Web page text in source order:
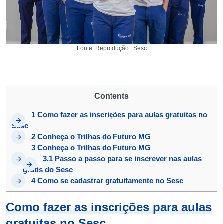
Fonte: Reprodução | Sesc
Contents
1 Como fazer as inscrições para aulas gratuitas no
Sesc
2 Conheça o Trilhas do Futuro MG
3 Conheça o Trilhas do Futuro MG
3.1Passo a passo para se inscrever nas aulas
grátis do Sesc
4Como se cadastrar gratuitamente no Sesc
Como fazer as inscrições para aulas